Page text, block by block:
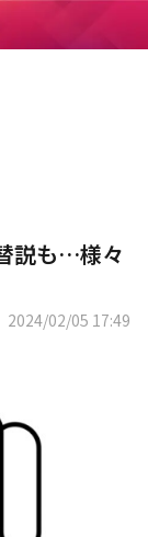
説も…様々
2024/02/05 17:49